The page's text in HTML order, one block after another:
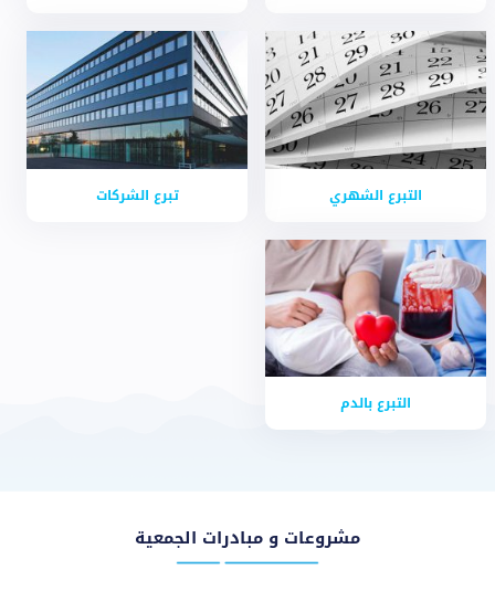
التبرع الشهري تبرع الشركات
التبرع بالدم
مشروعات و مبادرات الجمعية